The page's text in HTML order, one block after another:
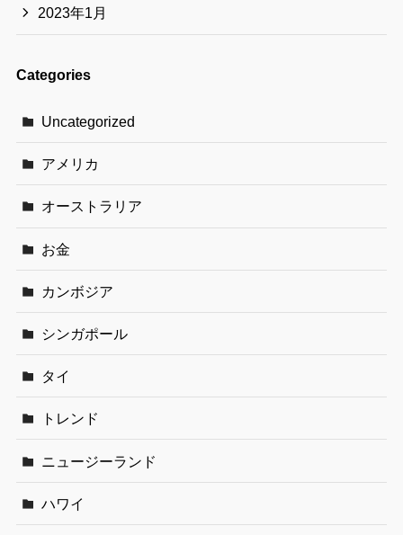
2023年1月
Categories
Uncategorized
アメリカ
オーストラリア
お金
カンボジア
シンガポール
タイ
トレンド
ニュージーランド
ハワイ